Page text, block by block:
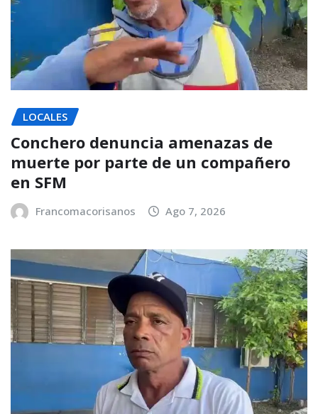
LOCALES
Conchero denuncia amenazas de
muerte por parte de un compañero
en SFM
Francomacorisanos Ago 7, 2026